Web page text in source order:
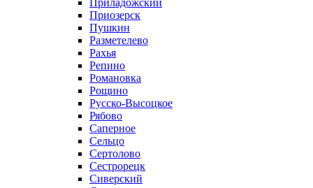
Приладожский
Приозерск
Пушкин
Разметелево
Рахья
Репино
Романовка
Рощино
Русско-Высоцкое
Рябово
Саперное
Сельцо
Сертолово
Сестрорецк
Сиверский